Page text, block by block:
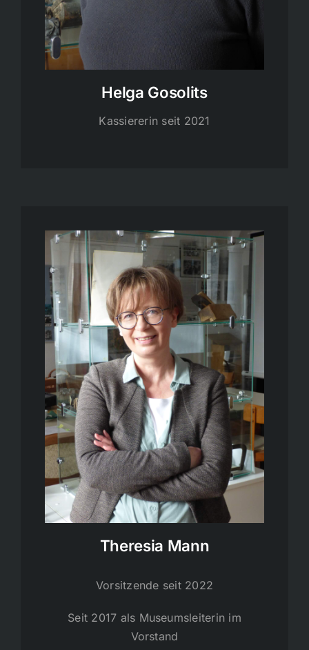
Helga Gosolits
Kassiererin seit 2021
Theresia Mann
Vorsitzende seit 2022
Seit 2017 als Museumsleiterin im
Vorstand